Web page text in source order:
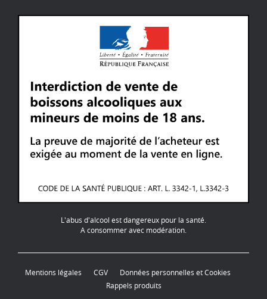
L'abus d'alcool est dangereux pour la santé.
A consommer avec modération.
Mentions légales CGV
Données personnelles et Cookies
Rappels produits